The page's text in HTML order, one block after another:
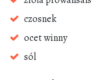
czosnek
ocet winny
sól